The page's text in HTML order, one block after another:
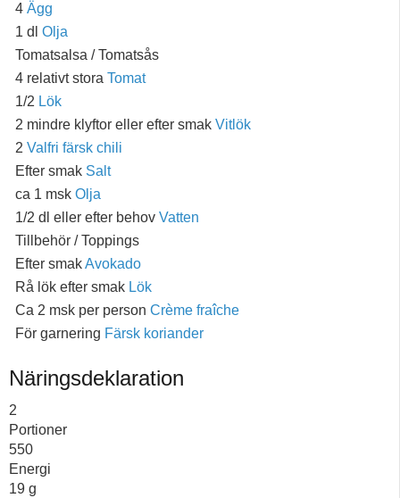
4 Ägg
1 dl Olja
Tomatsalsa / Tomatsås
4 relativt stora Tomat
1/2 Lök
2 mindre klyftor eller efter smak Vitlök
2 Valfri färsk chili
Efter smak Salt
ca 1 msk Olja
1/2 dl eller efter behov Vatten
Tillbehör / Toppings
Efter smakAvokado
Rå lök efter smak Lök
Ca 2 msk per person Crème fraîche
För garnering Färsk koriander
Näringsdeklaration
2
Portioner
550
Energi
19 g